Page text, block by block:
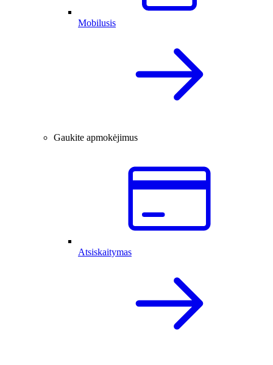
Mobilusis
Gaukite apmokėjimus
Atsiskaitymas